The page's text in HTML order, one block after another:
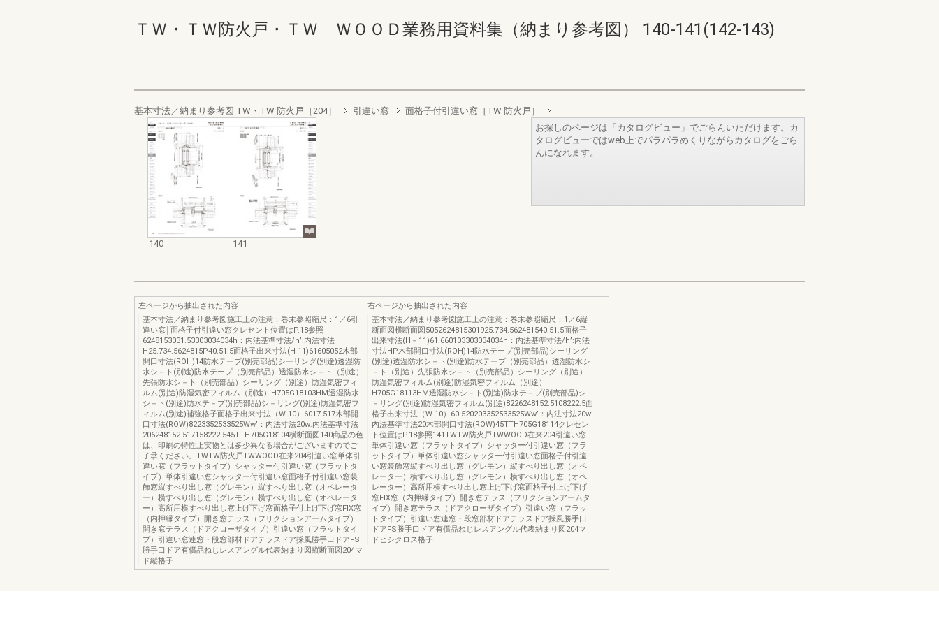
ＴＷ・ＴＷ防火戸・ＴＷ ＷＯＯＤ業務用資料集（納まり参考図） 140-141(142-143)
基本寸法／納まり参考図 TW・TW 防火戸［204］ 引違い窓 面格子付引違い窓［TW 防火戸］
140 141
お探しのページは「カタログビュー」でごらんいただけます。カ
タログビューではweb上でパラパラめくりながらカタログをごら
んになれます。
左ページから抽出された内容
基本寸法／納まり参考図施工上の注意：巻末参照縮尺：1／6引
違い窓│面格子付引違い窓クレセント位置はP.18参照
6248153031.53303034034h：内法基準寸法/h’:内法寸法
H25.734.5624815P40.51.5面格子出来寸法(H-11)61605052木部
開口寸法(ROH)14防水テープ(別売部品)シーリング(別途)透湿防
水シ－ト(別途)防水テープ（別売部品）透湿防水シ－ト（別途）
先張防水シ－ト（別売部品）シーリング（別途）防湿気密フィ
ルム(別途)防湿気密フィルム（別途）H705G18103HM透湿防水
シ－ト(別途)防水テ－プ(別売部品)シ－リング(別途)防湿気密フ
ィルム(別途)補強格子面格子出来寸法（W-10）6017.517木部開
口寸法(ROW)8223352533525Ww’：内法寸法20w:内法基準寸法
206248152.517158222.545TTH705G18104横断面図140商品の色
は、印刷の特性上実物とは多少異なる場合がございますのでご
了承ください。TWTW防火戸TWWOOD在来204引違い窓単体引
違い窓（フラットタイプ）シャッター付引違い窓（フラットタ
イプ）単体引違い窓シャッター付引違い窓面格子付引違い窓装
飾窓縦すべり出し窓（グレモン）縦すべり出し窓（オペレータ
ー）横すべり出し窓（グレモン）横すべり出し窓（オペレータ
ー）高所用横すべり出し窓上げ下げ窓面格子付上げ下げ窓FIX窓
（内押縁タイプ）開き窓テラス（フリクションアームタイプ）
開き窓テラス（ドアクローザタイプ）引違い窓（フラットタイ
プ）引違い窓連窓・段窓部材ドアテラスドア採風勝手口ドアFS
勝手口ドア有償品ねじレスアングル代表納まり図縦断面図204マ
ド縦格子
右ページから抽出された内容
基本寸法／納まり参考図施工上の注意：巻末参照縮尺：1／6縦
断面図横断面図5052624815301925.734.562481540.51.5面格子
出来寸法(H－11)61.660103303034034h：内法基準寸法/h’:内法
寸法HP木部開口寸法(ROH)14防水テープ(別売部品)シーリング
(別途)透湿防水シ－ト(別途)防水テープ（別売部品）透湿防水シ
－ト（別途）先張防水シ－ト（別売部品）シーリング（別途）
防湿気密フィルム(別途)防湿気密フィルム（別途）
H705G18113HM透湿防水シ－ト(別途)防水テ－プ(別売部品)シ
－リング(別途)防湿気密フィルム(別途)8226248152.5108222.5面
格子出来寸法（W-10）60.520203352533525Ww’：内法寸法20w:
内法基準寸法20木部開口寸法(ROW)45TTH705G18114クレセン
ト位置はP.18参照141TWTW防火戸TWWOOD在来204引違い窓
単体引違い窓（フラットタイプ）シャッター付引違い窓（フラ
ットタイプ）単体引違い窓シャッター付引違い窓面格子付引違
い窓装飾窓縦すべり出し窓（グレモン）縦すべり出し窓（オペ
レーター）横すべり出し窓（グレモン）横すべり出し窓（オペ
レーター）高所用横すべり出し窓上げ下げ窓面格子付上げ下げ
窓FIX窓（内押縁タイプ）開き窓テラス（フリクションアームタ
イプ）開き窓テラス（ドアクローザタイプ）引違い窓（フラッ
トタイプ）引違い窓連窓・段窓部材ドアテラスドア採風勝手口
ドアFS勝手口ドア有償品ねじレスアングル代表納まり図204マ
ドヒシクロス格子